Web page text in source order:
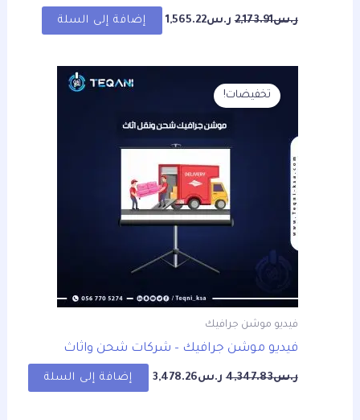
ر.س2,173.91 ر.س1,565.22 إضافة إلى السلة
تخفيضات!
فيديو موشن جرافيك
فيديو موشن جرافيك – شركات شحن واثاث
ر.س4,347.83
الأصلي
هو:
ر.س4,347.83.
ر.س3,478.26
الحالي
ر.س3,478.26.
إضافة إلى السلة